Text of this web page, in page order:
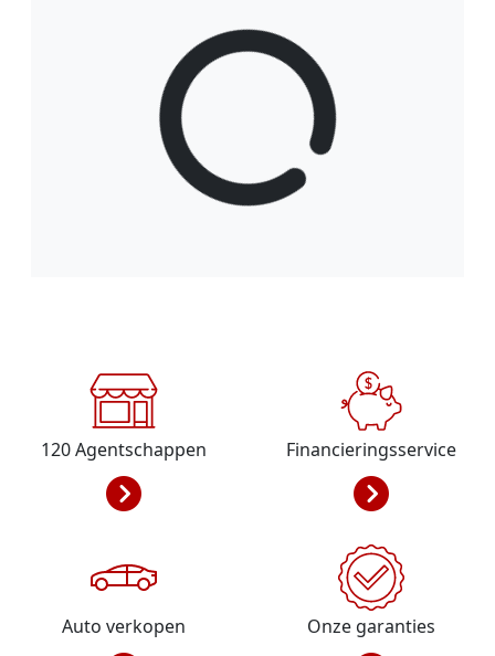
120Agentschappen Financieringsservice
Auto verkopen Onze garanties